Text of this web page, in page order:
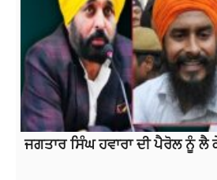
ਜਗਤਾਰ ਸਿੰਘ ਹਵਾਰਾ ਦੀ ਪੈਰੋਲ ਨੂੰ ਲੈ